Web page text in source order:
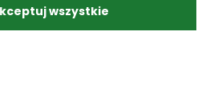
wszystkie